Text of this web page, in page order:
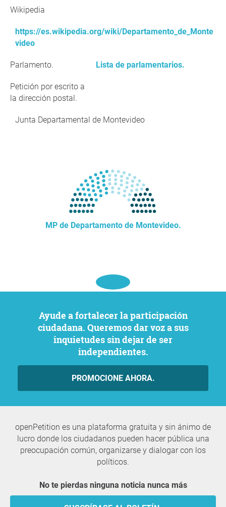
Wikipedia
https://es.wikipedia.org/wiki/Departamento_de_Monte
video
Parlamento. Lista de parlamentarios.
Petición por escrito a
la dirección postal.
Junta Departamental de Montevideo
MP de Departamento de Montevideo.
Ayude a fortalecer la participación
ciudadana. Queremos dar voz a sus
inquietudes sin dejar de ser
independientes.
PROMOCIONE AHORA.
openPetition es una plataforma gratuita y sin ánimo de
lucro donde los ciudadanos pueden hacer pública una
preocupación común, organizarse y dialogar con los
políticos.
No te pierdas ninguna noticia nunca más